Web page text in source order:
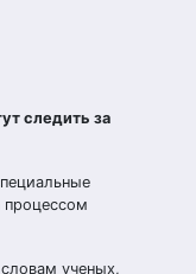
следить за
процессом
ученых,